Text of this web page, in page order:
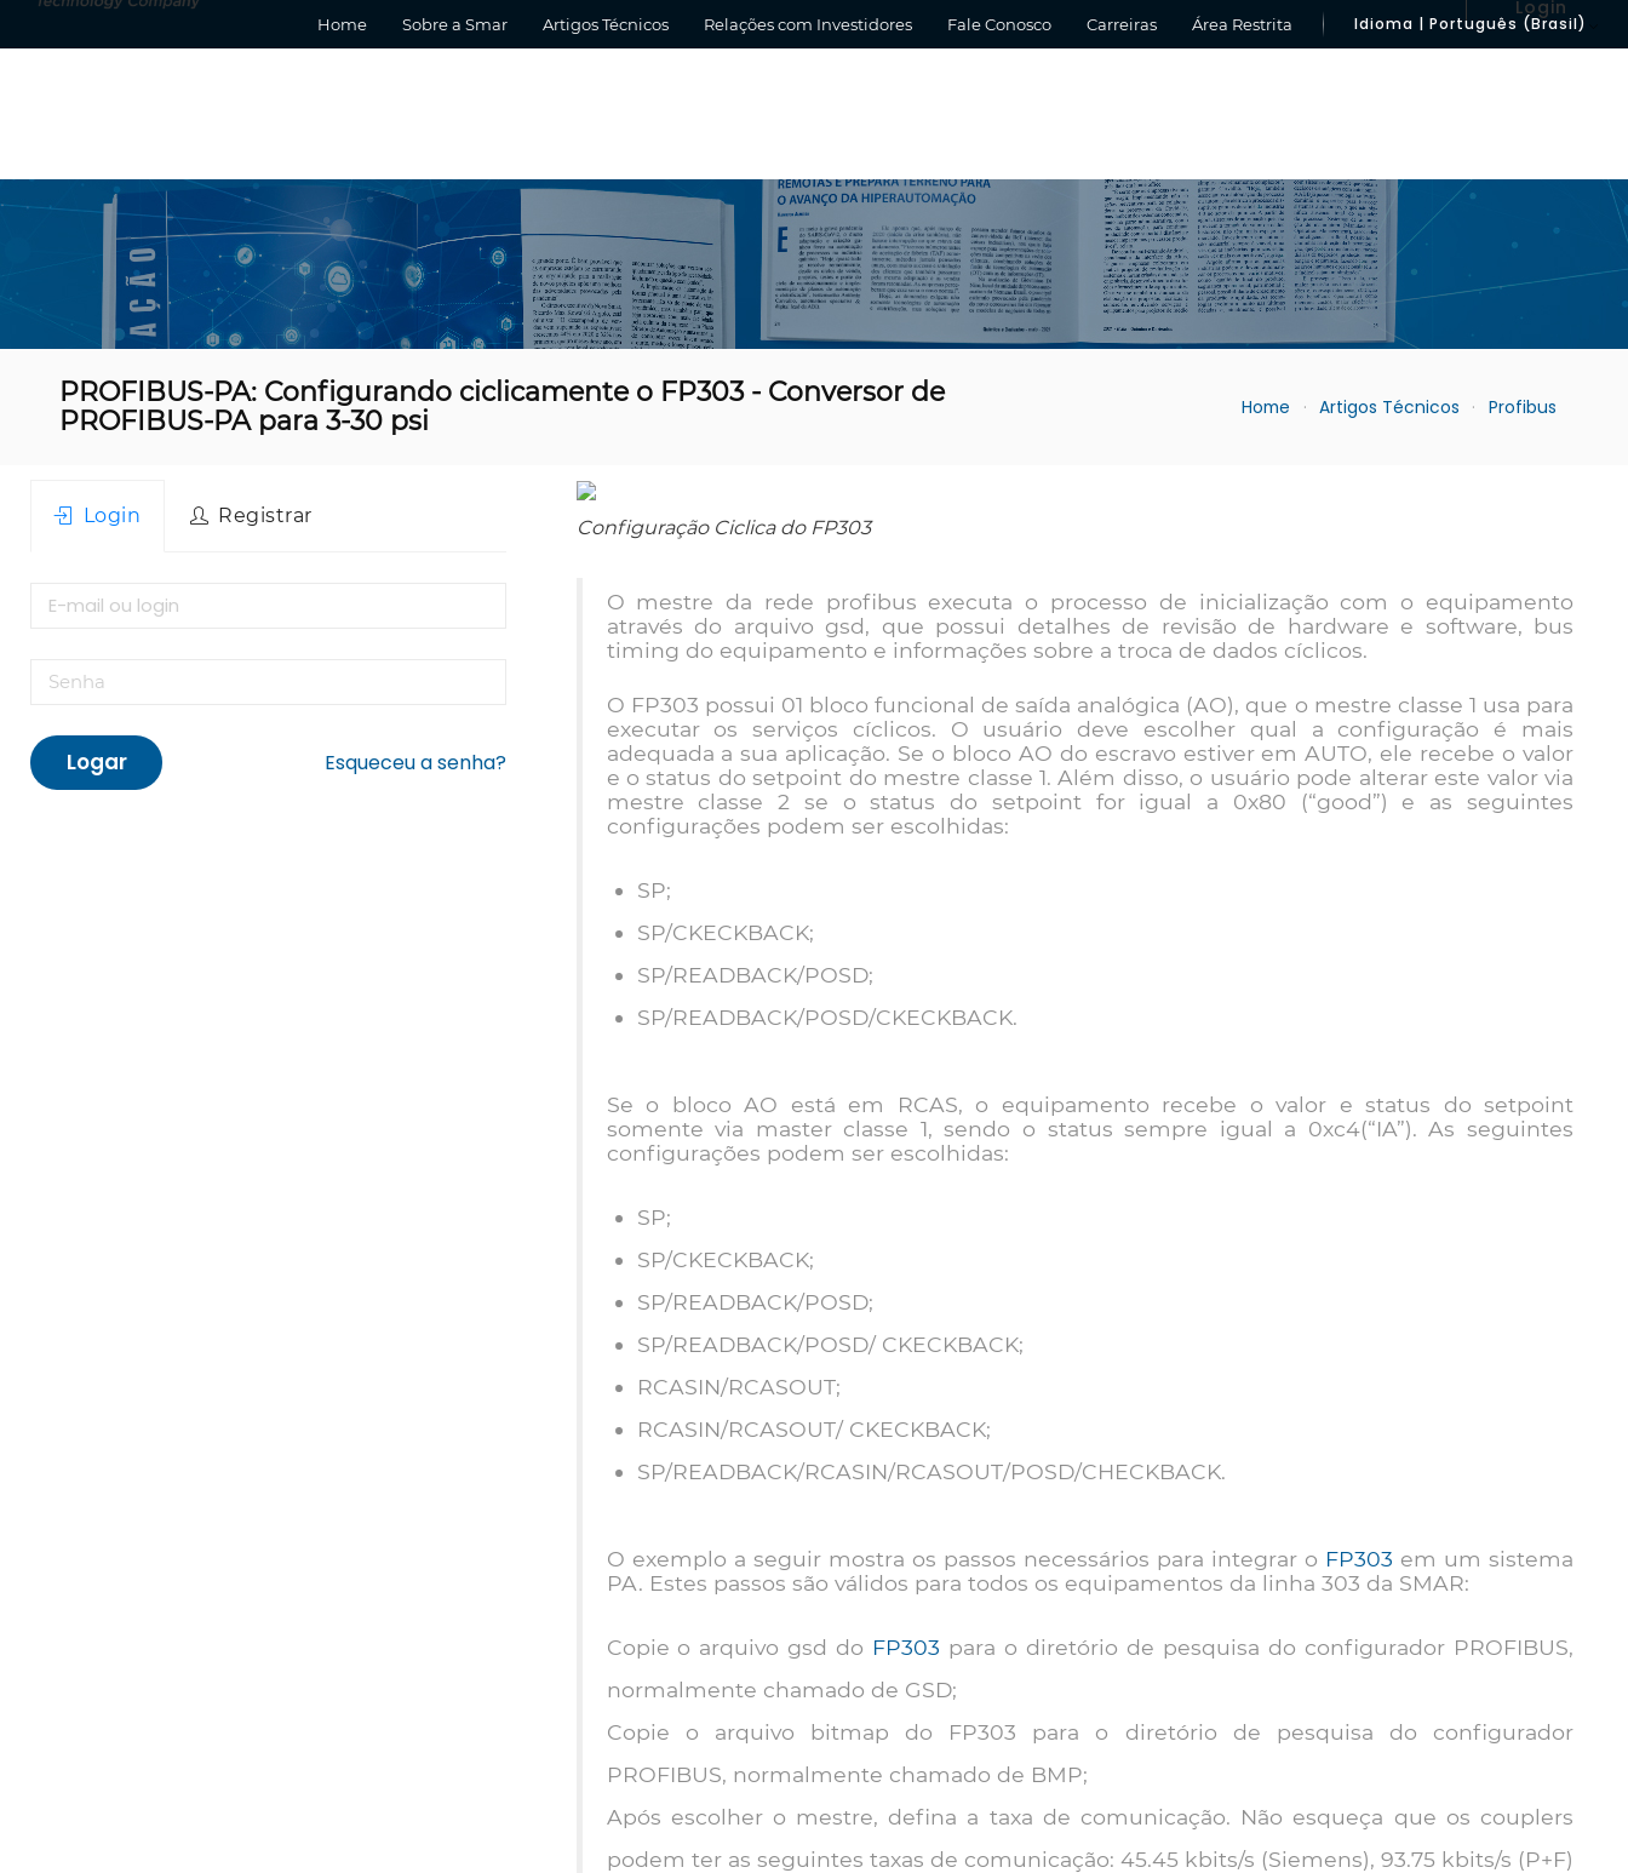
Home Sobre a Smar Artigos Técnicos Relações com Investidores Fale Conosco Carreiras Área Restrita Idioma | Português (Brasil)
Login
PROFIBUS-PA: Configurando ciclicamente o FP303 - Conversor de
PROFIBUS-PA para 3-30 psi
Home Artigos Técnicos Profibus
Configuração Ciclica do FP303
O mestre da rede profibus executa o processo de inicialização com o equipamento
através do arquivo gsd, que possui detalhes de revisão de hardware e software, bus
timing do equipamento e informações sobre a troca de dados cíclicos.
O FP303 possui 01 bloco funcional de saída analógica (AO), que o mestre classe 1 usa para
executar os serviços cíclicos. O usuário deve escolher qual a configuração é mais
adequada a sua aplicação. Se o bloco AO do escravo estiver em AUTO, ele recebe o valor
e o status do setpoint do mestre classe 1. Além disso, o usuário pode alterar este valor via
mestre classe 2 se o status do setpoint for igual a 0x80 (“good”) e as seguintes
configurações podem ser escolhidas:
SP;
SP/CKECKBACK;
SP/READBACK/POSD;
SP/READBACK/POSD/CKECKBACK.
Se o bloco AO está em RCAS, o equipamento recebe o valor e status do setpoint
somente via master classe 1, sendo o status sempre igual a 0xc4(“IA”). As seguintes
configurações podem ser escolhidas:
SP;
SP/CKECKBACK;
SP/READBACK/POSD;
SP/READBACK/POSD/ CKECKBACK;
RCASIN/RCASOUT;
RCASIN/RCASOUT/ CKECKBACK;
SP/READBACK/RCASIN/RCASOUT/POSD/CHECKBACK.
O exemplo a seguir mostra os passos necessários para integrar o FP303 em um sistema
PA. Estes passos são válidos para todos os equipamentos da linha 303 da SMAR:
Copie o arquivo gsd do FP303 para o diretório de pesquisa do configurador PROFIBUS,
normalmente chamado de GSD;
Copie o arquivo bitmap do FP303 para o diretório de pesquisa do configurador
PROFIBUS, normalmente chamado de BMP;
Após escolher o mestre, defina a taxa de comunicação. Não esqueça que os couplers
podem ter as seguintes taxas de comunicação: 45.45 kbits/s (Siemens), 93.75 kbits/s (P+F)
Login Registrar
Logar Esqueceu a senha?